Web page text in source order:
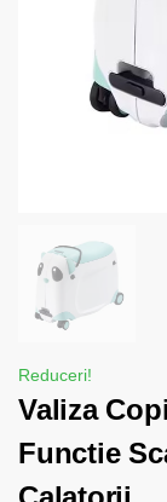
Reduceri!
Valiza
Functie